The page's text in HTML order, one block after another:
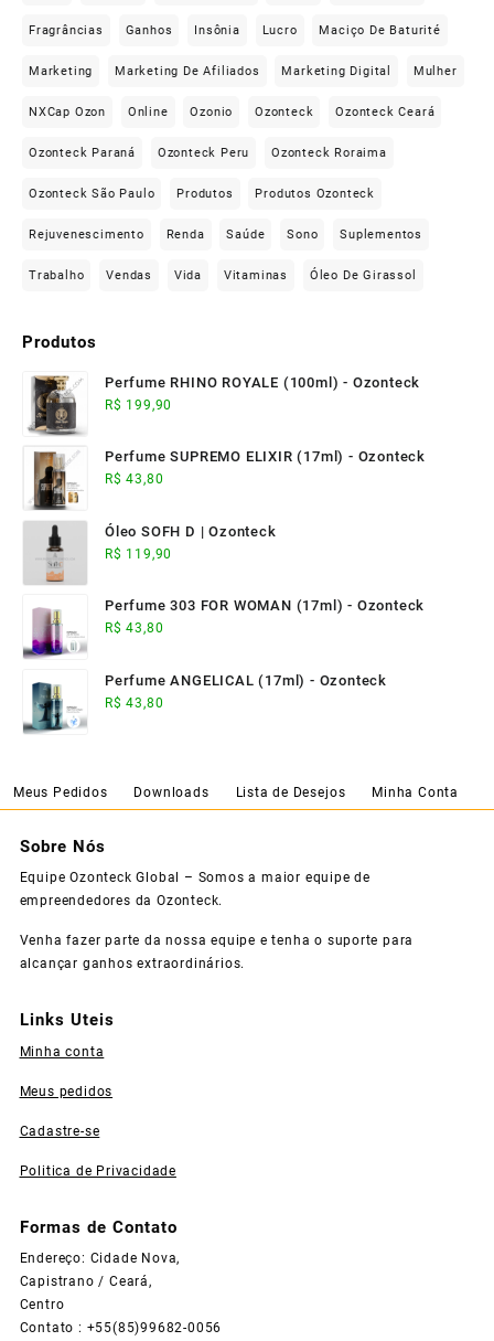
Fragrâncias Ganhos Insônia Lucro Maciço De Baturité
Marketing Marketing De Afiliados Marketing Digital Mulher
NXCap Ozon Online Ozonio Ozonteck Ozonteck Ceará
Ozonteck Paraná Ozonteck Peru Ozonteck Roraima
Ozonteck São Paulo Produtos Produtos Ozonteck
Rejuvenescimento Renda Saúde Sono Suplementos
Trabalho Vendas Vida Vitaminas Óleo De Girassol
Produtos
Perfume RHINO ROYALE (100ml) - Ozonteck
R$ 199,90
Perfume SUPREMO ELIXIR (17ml) - Ozonteck
R$ 43,80
Óleo SOFH D | Ozonteck
R$ 119,90
Perfume 303 FOR WOMAN (17ml) - Ozonteck
R$ 43,80
Perfume ANGELICAL (17ml) - Ozonteck
R$ 43,80
Meus Pedidos Downloads Lista de Desejos Minha Conta
Sobre Nós
Equipe Ozonteck Global – Somos a maior equipe de
empreendedores da Ozonteck.
Venha fazer parte da nossa equipe e tenha o suporte para
alcançar ganhos extraordinários.
Links Uteis
Minha conta
Meus pedidos
Cadastre-se
Politica de Privacidade
Formas de Contato
Endereço: Cidade Nova,
Capistrano / Ceará,
Centro
Contato : +55(85)99682-0056